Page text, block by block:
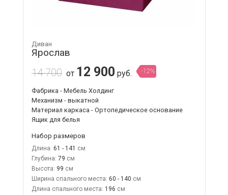
Диван
Ярослав
14 700 от 12 900 руб. -12%
Фабрика - Мебель Холдинг
Механизм - выкатной
Материал каркаса - Ортопедическое основание
Ящик для белья
Набор размеров
Длина: 61 - 141
Глубина: 79
Высота: 99
Ширина спального места: 60 - 140
Длина спального места: 196